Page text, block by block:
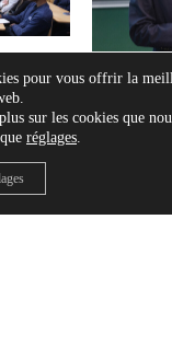
pour vous offrir la
sur les cookies que
réglages.